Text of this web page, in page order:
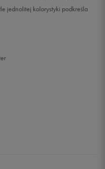
jednolitej kolorystyki podkreśla